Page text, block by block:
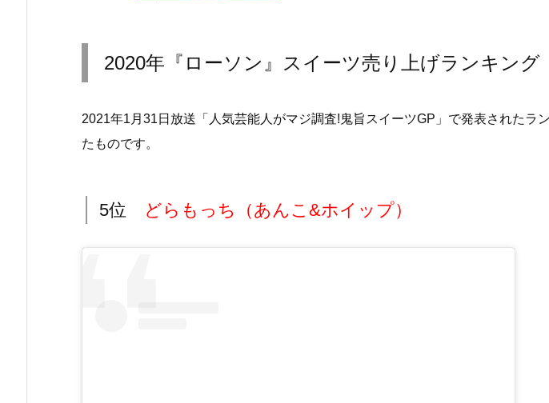
2020年『ローソン』スイーツ売り上げランキング
2021年1月31日放送「人気芸能人がマジ調査!鬼旨スイーツGP」で発表されたラ
たものです。
5位 どらもっち（あんこ&ホイップ）